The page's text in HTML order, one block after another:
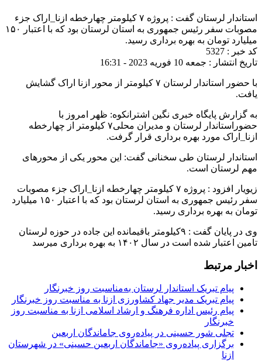
استاندار لرستان گفت : پروژه ۷ کیلومتر چهارخطه ازنا_اراک جزء
مصوبات سفر رئیس جمهوری به استان لرستان بود که با اعتبار ۱۵۰
میلیارد تومان به بهره برداری رسید.
کد خبر : 5327
تاریخ انتشار : جمعه 10 فوریه 2023 - 16:31
با حضور استاندار لرستان ۷ کیلومتر از محور ازنا اراک گشایش
یافت.
به گزارش پایگاه خبری نگین اشترانکوه: ظهر امروز با
حضور‌استاندار لرستان و مدیران محلی۷ کیلومتر از چهارخطه
ازنا_اراک مورد بهره برداری قرار گرفت.
استاندار لرستان طی سخنانی گفت: این محور یکی از محورهای
مهم لرستان است.
زیویار افزود : پروژه ۷ کیلومتر چهارخطه ازنا_اراک جزء مصوبات
سفر رئیس جمهوری به استان لرستان بود که با اعتبار ۱۵۰ میلیارد
تومان به بهره برداری رسید.
وی در پایان گفت : ۹کیلومتر باقیمانده این جاده در حوزه لرستان
تامین اعتبار شده است در سال ۱۴۰۲ به بهره برداری میرسد
اخبار مرتبط
پیام تبریک استاندار لرستان به‌مناسبت روز خبرنگار
پیام تبریک مدیر جهاد کشاورزی ازنا به مناسبت روز خبرنگار
پیام رئیس اداره فرهنگ و ارشاد اسلامی ازنا به مناسبت روز
خبرنگار
تجلی شور حسینی در پیاده‌روی جاماندگان اربعین
برگزاری پیاده‌روی «جاماندگان اربعین حسینی» در شهرستان
ازنا